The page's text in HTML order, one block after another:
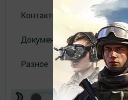
Контакты
Документы
Разное